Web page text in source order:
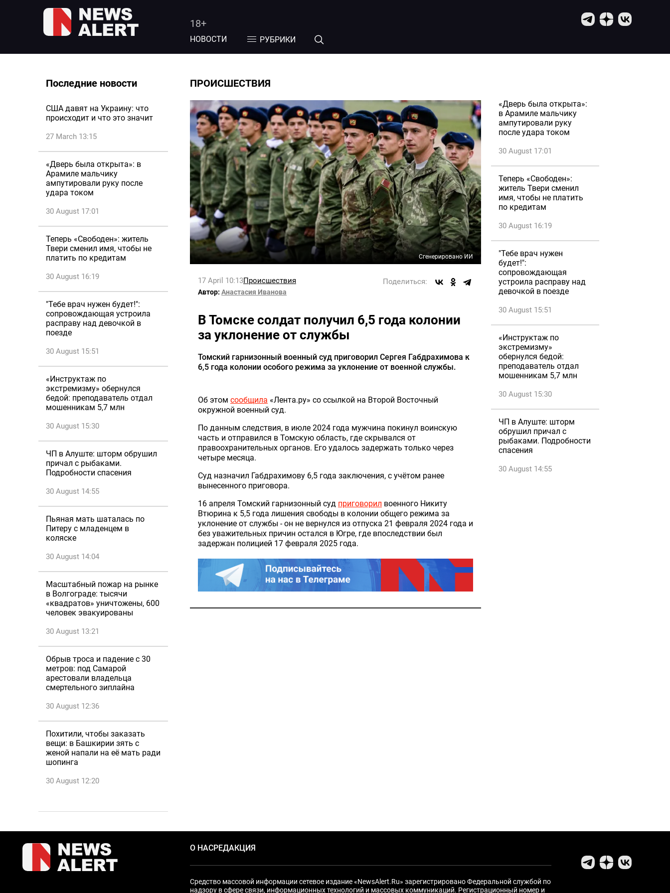
18+
НОВОСТИ РУБРИКИ
Последние новости
США давят на Украину: что
происходит и что это значит
27 March 13:15
«Дверь была открыта»: в
Арамиле мальчику
ампутировали руку после
удара током
30 August 17:01
Теперь «Свободен»: житель
Твери сменил имя, чтобы не
платить по кредитам
30 August 16:19
"Тебе врач нужен будет!":
сопровождающая устроила
расправу над девочкой в
поезде
30 August 15:51
«Инструктаж по
экстремизму» обернулся
бедой: преподаватель отдал
мошенникам 5,7 млн
30 August 15:30
ЧП в Алуште: шторм обрушил
причал с рыбаками.
Подробности спасения
30 August 14:55
Пьяная мать шаталась по
Питеру с младенцем в
коляске
30 August 14:04
Масштабный пожар на рынке
в Волгограде: тысячи
«квадратов» уничтожены, 600
человек эвакуированы
30 August 13:21
Обрыв троса и падение с 30
метров: под Самарой
арестовали владельца
смертельного зиплайна
30 August 12:36
Похитили, чтобы заказать
вещи: в Башкирии зять с
женой напали на её мать ради
шопинга
30 August 12:20
ПРОИСШЕСТВИЯ
Сгенерировано ИИ
17 April 10:13Происшествия Поделиться:
Автор: Анастасия Иванова
В Томске солдат получил 6,5 года колонии
за уклонение от службы
Томский гарнизонный военный суд приговорил Сергея Габдрахимова к
6,5 года колонии особого режима за уклонение от военной службы.
Об этом сообщила «Лента.ру» со ссылкой на Второй Восточный
окружной военный суд.
По данным следствия, в июле 2024 года мужчина покинул воинскую
часть и отправился в Томскую область, где скрывался от
правоохранительных органов. Его удалось задержать только через
четыре месяца.
Суд назначил Габдрахимову 6,5 года заключения, с учётом ранее
вынесенного приговора.
16 апреля Томский гарнизонный суд приговорил военного Никиту
Втюрина к 5,5 года лишения свободы в колонии общего режима за
уклонение от службы - он не вернулся из отпуска 21 февраля 2024 года и
без уважительных причин остался в Югре, где впоследствии был
задержан полицией 17 февраля 2025 года.
«Дверь была открыта»:
в Арамиле мальчику
ампутировали руку
после удара током
30 August 17:01
Теперь «Свободен»:
житель Твери сменил
имя, чтобы не платить
по кредитам
30 August 16:19
"Тебе врач нужен
будет!":
сопровождающая
устроила расправу над
девочкой в поезде
30 August 15:51
«Инструктаж по
экстремизму»
обернулся бедой:
преподаватель отдал
мошенникам 5,7 млн
30 August 15:30
ЧП в Алуште: шторм
обрушил причал с
рыбаками. Подробности
спасения
30 August 14:55
О НАСРЕДАКЦИЯ
Средство массовой информации сетевое издание «NewsAlert.Ru» зарегистрировано Федеральной службой по
надзору в сфере связи, информационных технологий и массовых коммуникаций. Регистрационный номер и